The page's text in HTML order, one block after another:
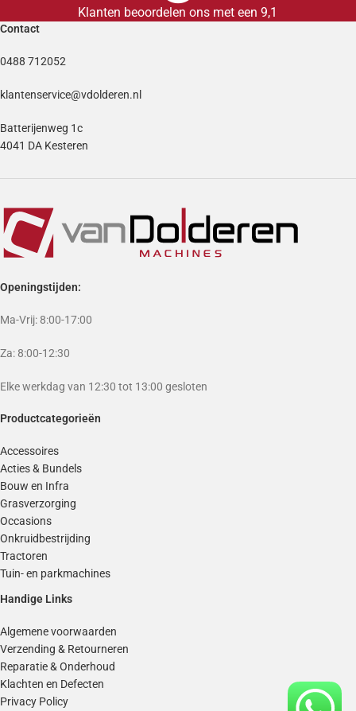
Klanten beoordelen ons met een 9,1
Contact
0488 712052
klantenservice@vdolderen.nl
Batterijenweg 1c
4041 DA Kesteren
Openingstijden:
Ma-Vrij: 8:00-17:00
Za: 8:00-12:30
Elke werkdag van 12:30 tot 13:00 gesloten
Productcategorieën
Accessoires
Acties & Bundels
Bouw en Infra
Grasverzorging
Occasions
Onkruidbestrijding
Tractoren
Tuin- en parkmachines
Handige Links
Algemene voorwaarden
Verzending & Retourneren
Reparatie & Onderhoud
Klachten en Defecten
Privacy Policy